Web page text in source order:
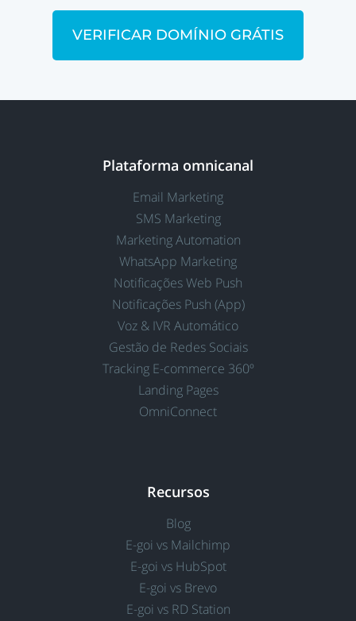
VERIFICAR DOMÍNIO GRÁTIS
Plataforma omnicanal
Email Marketing
SMS Marketing
Marketing Automation
WhatsApp Marketing
Notificações Web Push
Notificações Push (App)
Voz & IVR Automático
Gestão de Redes Sociais
Tracking E-commerce 360º
Landing Pages
OmniConnect
Recursos
Blog
E-goi vs Mailchimp
E-goi vs HubSpot
E-goi vs Brevo
E-goi vs RD Station